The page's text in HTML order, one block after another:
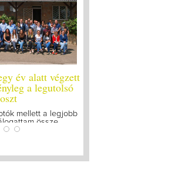
Így lesz valaki egy év alatt végzett
borász #25
Megírtuk a modulzáró vizsgákat, már
lázasan készülünk az utolsó...